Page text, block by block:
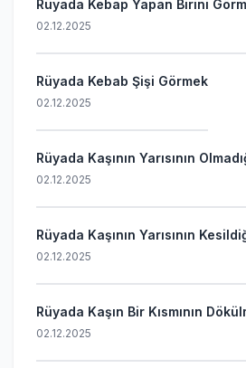
Rüyada Kebap Yapan Birini
02.12.2025
Rüyada Kebab Şişi Görmek
02.12.2025
Rüyada Kaşının Yarısının
02.12.2025
Rüyada Kaşının Yarısının
02.12.2025
Rüyada Kaşın Bir Kısmının
02.12.2025